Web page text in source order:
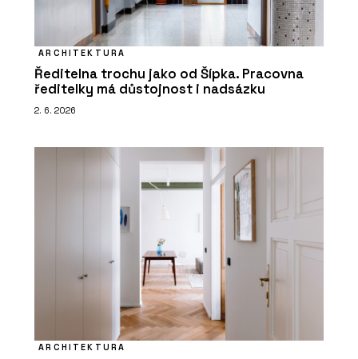
ARCHITEKTURA
Ředitelna trochu jako od Šípka. Pracovna
ředitelky má důstojnost i nadsázku
2. 6. 2026
ARCHITEKTURA